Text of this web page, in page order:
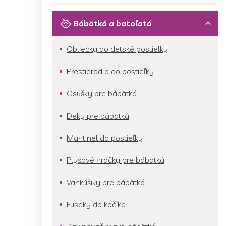
Bábätká a batoľatá
Obliečky do detské postielky
Prestieradla do postieľky
Osušky pre bábätká
Deky pre bábätká
Mantinel do postieľky
Plyšové hračky pre bábätká
Vankúšiky pre bábätká
Fusaky do kočíka